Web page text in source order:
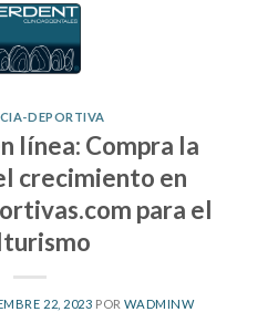
DEPORTIVA
línea: Compra la
crecimiento en
para el
22, 2023 PORWADMINW